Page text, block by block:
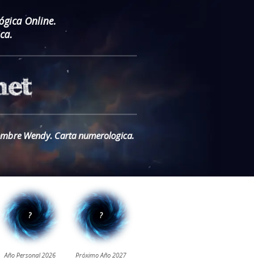
Online.
Wendy. Carta numerologica.